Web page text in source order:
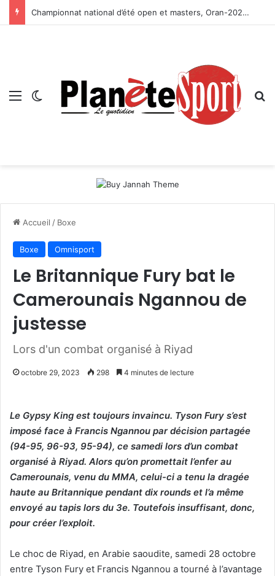
Championnat national d’été open et masters, Oran-2026 — Le CRB s’adjuge le titre
Menu Switch skin
Accueil / Boxe
Boxe Omnisport
Le Britannique Fury bat le
Camerounais Ngannou de
justesse
Lors d'un combat organisé à Riyad
octobre 29, 2023 298 4 minutes de lecture
Le Gypsy King est toujours invaincu. Tyson Fury s’est
imposé face à Francis Ngannou par décision partagée
(94-95, 96-93, 95-94), ce samedi lors d’un combat
organisé à Riyad. Alors qu’on promettait l’enfer au
Camerounais, venu du MMA, celui-ci a tenu la dragée
haute au Britannique pendant dix rounds et l’a même
envoyé au tapis lors du 3e. Toutefois insuffisant, donc,
pour créer l’exploit.
Le choc de Riyad, en Arabie saoudite, samedi 28 octobre
entre Tyson Fury et Francis Ngannou a tourné à l’avantage